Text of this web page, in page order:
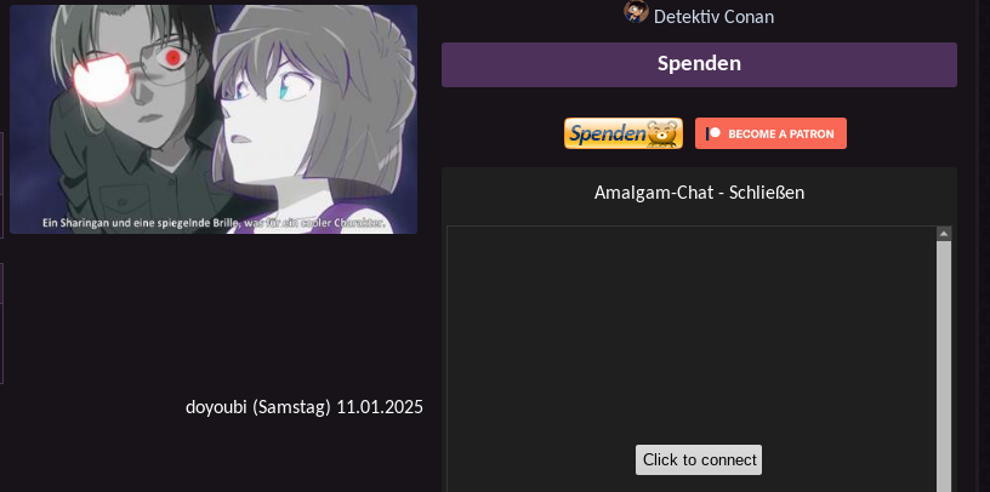
doyoubi (Samstag) 11.01.2025
Detektiv Conan
Spenden
Amalgam-Chat - Schließen